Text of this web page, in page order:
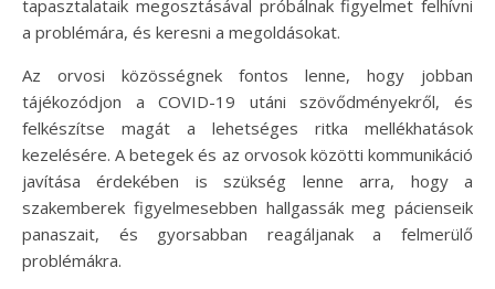
tapasztalataik megosztásával próbálnak figyelmet felhívni
a problémára, és keresni a megoldásokat.
Az orvosi közösségnek fontos lenne, hogy jobban
tájékozódjon a COVID-19 utáni szövődményekről, és
felkészítse magát a lehetséges ritka mellékhatások
kezelésére. A betegek és az orvosok közötti kommunikáció
javítása érdekében is szükség lenne arra, hogy a
szakemberek figyelmesebben hallgassák meg pácienseik
panaszait, és gyorsabban reagáljanak a felmerülő
problémákra.